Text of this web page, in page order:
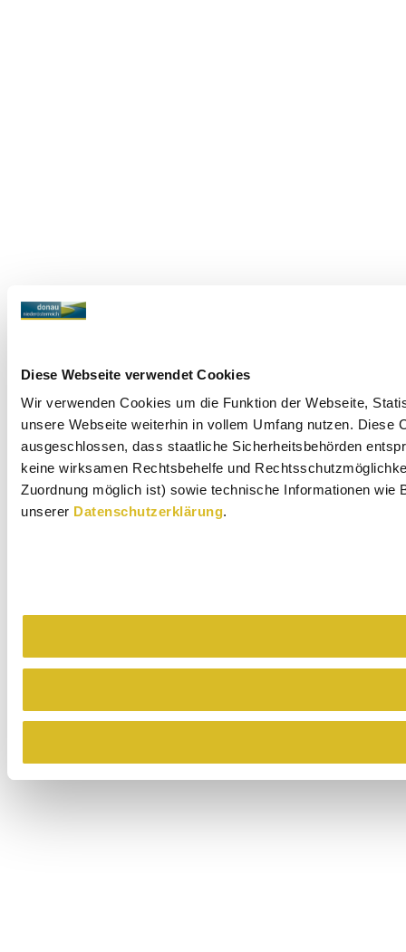
Diese Webseite verwendet Cookies
Wir verwenden Cookies um die Funktion der Webseite,
unsere Webseite weiterhin in vollem Umfang nutzen.
ausgeschlossen, dass staatliche Sicherheitsbehörden
keine wirksamen Rechtsbehelfe und
Zuordnung möglich ist) sowie technische Informationen wie
unserer Datenschutzerklärung.